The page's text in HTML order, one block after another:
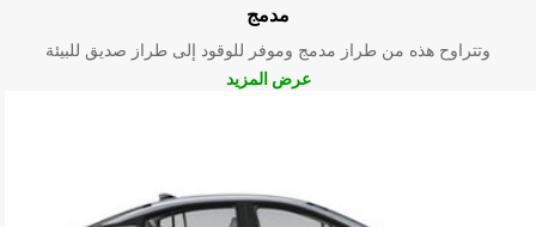
مدمج
وتتراوح هذه من طراز مدمج وموفر للوقود إلى طراز صديق للبيئة
عرض المزيد